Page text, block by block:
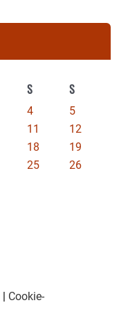
S S
4
5
11
12
18
19
25
26
| Cookie-